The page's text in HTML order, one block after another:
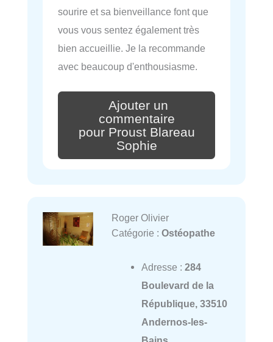
sourire et sa bienveillance font que
vous vous sentez également très
bien accueillie. Je la recommande
avec beaucoup d'enthousiasme.
Ajouter un
commentaire
pour Proust Blareau
Sophie
Roger Olivier
Catégorie : Ostéopathe
Adresse : 284
Boulevard de la
République, 33510
Andernos-les-